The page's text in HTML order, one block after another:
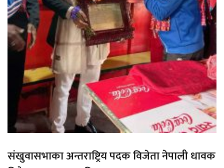
संखुवासभाका अन्तराष्ट्रिय पदक विजेता नेपाली धावक